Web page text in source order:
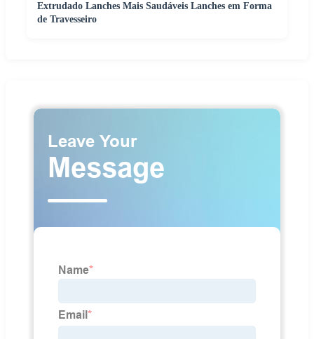
Extrudado Lanches Mais Saudáveis Lanches em Forma
de Travesseiro